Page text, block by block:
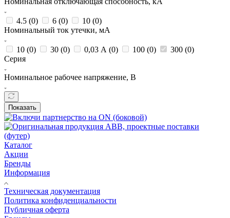
4.5 (0) 6 (0) 10 (0)
Номинальный ток утечки, мА
10 (0) 30 (0) 0,03 А (0) 100 (0) 300 (0)
Серия
Номинальное рабочее напряжение, В
Показать
Каталог
Акции
Бренды
Информация
Техническая документация
Политика конфиденциальности
Публичная оферта